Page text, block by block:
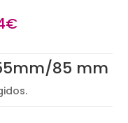
€Rango
precios:
desde
0,75€
85 mm